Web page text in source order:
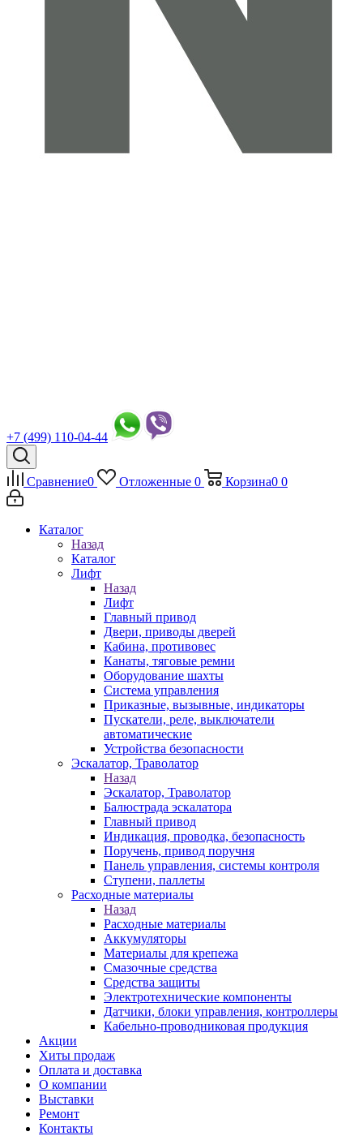
+7 (499) 110-04-44
Сравнение0 Отложенные 0 Корзина0 0
Каталог
Назад
Каталог
Лифт
Назад
Лифт
Главный привод
Двери, приводы дверей
Кабина, противовес
Канаты, тяговые ремни
Оборудование шахты
Система управления
Приказные, вызывные, индикаторы
Пускатели, реле, выключатели
автоматические
Устройства безопасности
Эскалатор, Траволатор
Назад
Эскалатор, Траволатор
Балюстрада эскалатора
Главный привод
Индикация, проводка, безопасность
Поручень, привод поручня
Панель управления, системы контроля
Ступени, паллеты
Расходные материалы
Назад
Расходные материалы
Аккумуляторы
Материалы для крепежа
Смазочные средства
Средства защиты
Электротехнические компоненты
Датчики, блоки управления, контроллеры
Кабельно-проводниковая продукция
Акции
Хиты продаж
Оплата и доставка
О компании
Выставки
Ремонт
Контакты